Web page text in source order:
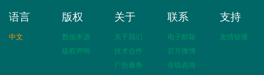
语言
中文
版权
数据来源
版权声明
关于
关于我们
技术合作
广告服务
联系
电子邮箱
官方微博
在线咨询
支持
友情链接